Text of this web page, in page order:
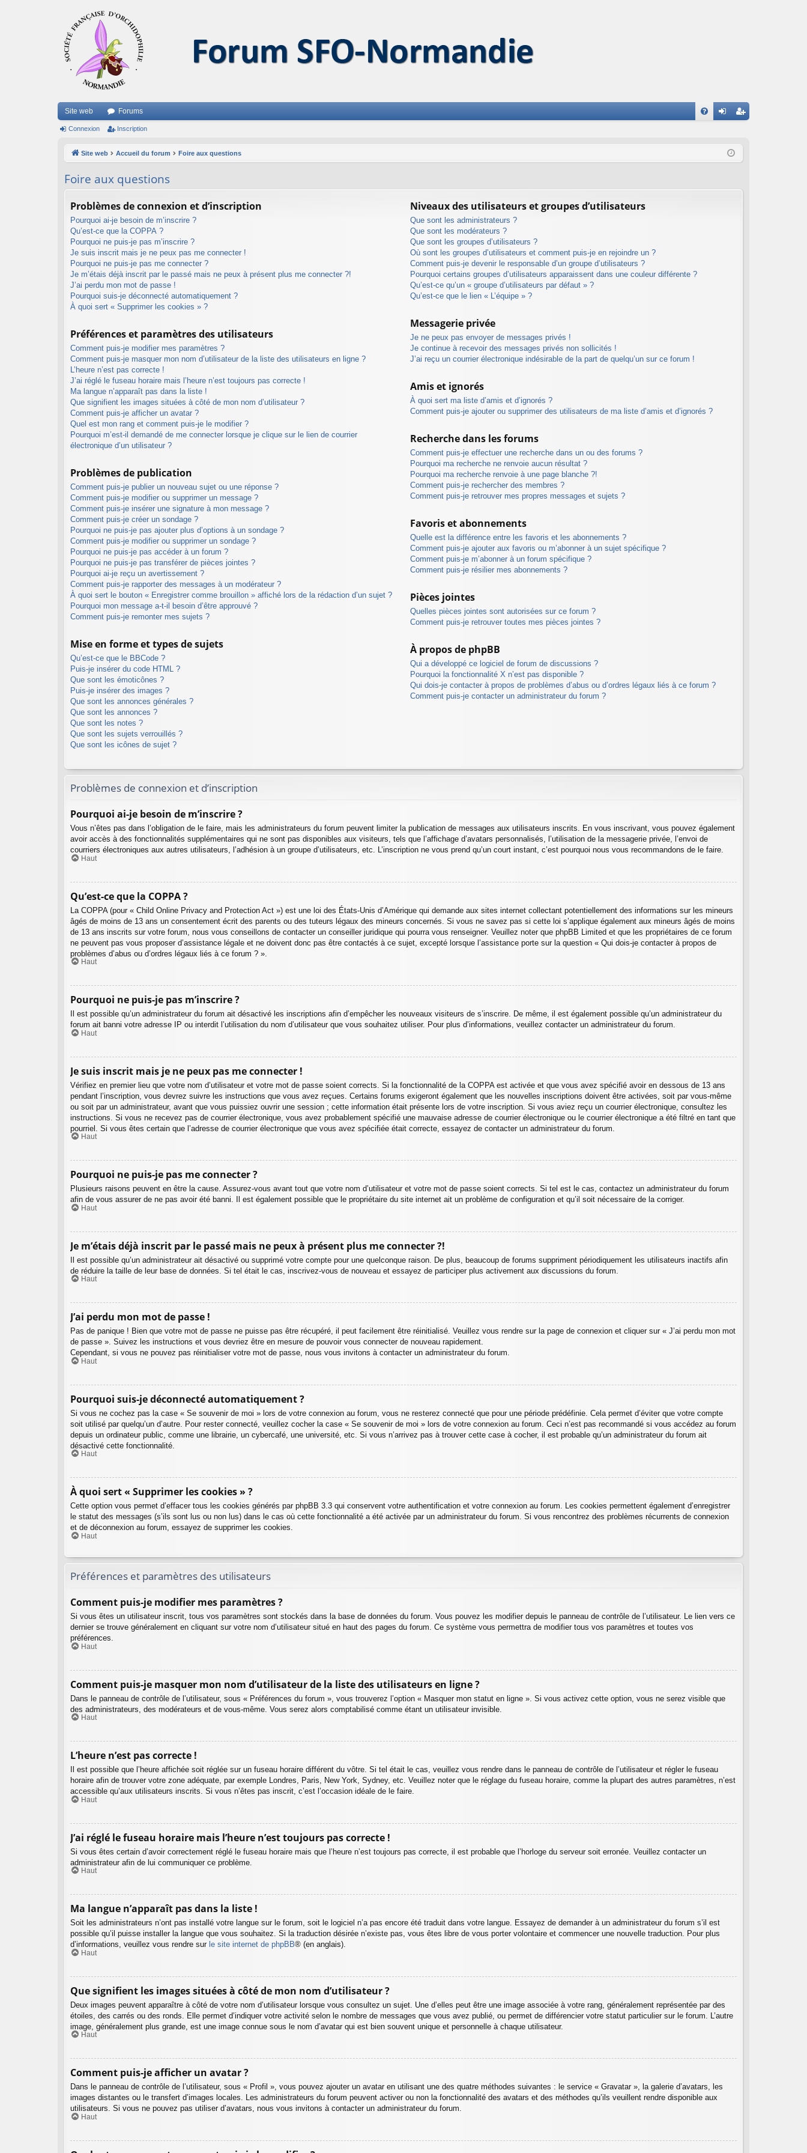
Site web Forums
cri
Connexion Inscription
Site web Accueil du forum Foire aux questions
Foire aux questions
Problèmes de connexion et d’inscription
Pourquoi ai-je besoin de m’inscrire ?
Qu’est-ce que la COPPA ?
Pourquoi ne puis-je pas m’inscrire ?
Je suis inscrit mais je ne peux pas me connecter !
Pourquoi ne puis-je pas me connecter ?
Je m’étais déjà inscrit par le passé mais ne peux à présent plus me connecter ?!
J’ai perdu mon mot de passe !
Pourquoi suis-je déconnecté automatiquement ?
À quoi sert « Supprimer les cookies » ?
Préférences et paramètres des utilisateurs
Comment puis-je modifier mes paramètres ?
Comment puis-je masquer mon nom d’utilisateur de la liste des utilisateurs en ligne ?
L’heure n’est pas correcte !
J’ai réglé le fuseau horaire mais l’heure n’est toujours pas correcte !
Ma langue n’apparaît pas dans la liste !
Que signifient les images situées à côté de mon nom d’utilisateur ?
Comment puis-je afficher un avatar ?
Quel est mon rang et comment puis-je le modifier ?
Pourquoi m’est-il demandé de me connecter lorsque je clique sur le lien de courrier
électronique d’un utilisateur ?
Problèmes de publication
Comment puis-je publier un nouveau sujet ou une réponse ?
Comment puis-je modifier ou supprimer un message ?
Comment puis-je insérer une signature à mon message ?
Comment puis-je créer un sondage ?
Pourquoi ne puis-je pas ajouter plus d’options à un sondage ?
Comment puis-je modifier ou supprimer un sondage ?
Pourquoi ne puis-je pas accéder à un forum ?
Pourquoi ne puis-je pas transférer de pièces jointes ?
Pourquoi ai-je reçu un avertissement ?
Comment puis-je rapporter des messages à un modérateur ?
À quoi sert le bouton « Enregistrer comme brouillon » affiché lors de la rédaction d’un sujet ?
Pourquoi mon message a-t-il besoin d’être approuvé ?
Comment puis-je remonter mes sujets ?
Mise en forme et types de sujets
Qu’est-ce que le BBCode ?
Puis-je insérer du code HTML ?
Que sont les émoticônes ?
Puis-je insérer des images ?
Que sont les annonces générales ?
Que sont les annonces ?
Que sont les notes ?
Que sont les sujets verrouillés ?
Que sont les icônes de sujet ?
Niveaux des utilisateurs et groupes d’utilisateurs
Que sont les administrateurs ?
Que sont les modérateurs ?
Que sont les groupes d’utilisateurs ?
Où sont les groupes d’utilisateurs et comment puis-je en rejoindre un ?
Comment puis-je devenir le responsable d’un groupe d’utilisateurs ?
Pourquoi certains groupes d’utilisateurs apparaissent dans une couleur différente ?
Qu’est-ce qu’un « groupe d’utilisateurs par défaut » ?
Qu’est-ce que le lien « L’équipe » ?
Messagerie privée
Je ne peux pas envoyer de messages privés !
Je continue à recevoir des messages privés non sollicités !
J’ai reçu un courrier électronique indésirable de la part de quelqu’un sur ce forum !
Amis et ignorés
À quoi sert ma liste d’amis et d’ignorés ?
Comment puis-je ajouter ou supprimer des utilisateurs de ma liste d’amis et d’ignorés ?
Recherche dans les forums
Comment puis-je effectuer une recherche dans un ou des forums ?
Pourquoi ma recherche ne renvoie aucun résultat ?
Pourquoi ma recherche renvoie à une page blanche ?!
Comment puis-je rechercher des membres ?
Comment puis-je retrouver mes propres messages et sujets ?
Favoris et abonnements
Quelle est la différence entre les favoris et les abonnements ?
Comment puis-je ajouter aux favoris ou m’abonner à un sujet spécifique ?
Comment puis-je m’abonner à un forum spécifique ?
Comment puis-je résilier mes abonnements ?
Pièces jointes
Quelles pièces jointes sont autorisées sur ce forum ?
Comment puis-je retrouver toutes mes pièces jointes ?
À propos de phpBB
Qui a développé ce logiciel de forum de discussions ?
Pourquoi la fonctionnalité X n’est pas disponible ?
Qui dois-je contacter à propos de problèmes d’abus ou d’ordres légaux liés à ce forum ?
Comment puis-je contacter un administrateur du forum ?
Problèmes de connexion et d’inscription
Pourquoi ai-je besoin de m’inscrire ?
Vous n’êtes pas dans l’obligation de le faire, mais les administrateurs du forum peuvent limiter la publication de messages aux utilisateurs inscrits. En vous inscrivant, vous pouvez également
avoir accès à des fonctionnalités supplémentaires qui ne sont pas disponibles aux visiteurs, tels que l’affichage d’avatars personnalisés, l’utilisation de la messagerie privée, l’envoi de
courriers électroniques aux autres utilisateurs, l’adhésion à un groupe d’utilisateurs, etc. L’inscription ne vous prend qu’un court instant, c’est pourquoi nous vous recommandons de le faire.
Haut
Qu’est-ce que la COPPA ?
La COPPA (pour « Child Online Privacy and Protection Act ») est une loi des États-Unis d’Amérique qui demande aux sites internet collectant potentiellement des informations sur les mineurs
âgés de moins de 13 ans un consentement écrit des parents ou des tuteurs légaux des mineurs concernés. Si vous ne savez pas si cette loi s’applique également aux mineurs âgés de moins
de 13 ans inscrits sur votre forum, nous vous conseillons de contacter un conseiller juridique qui pourra vous renseigner. Veuillez noter que phpBB Limited et que les propriétaires de ce forum
ne peuvent pas vous proposer d’assistance légale et ne doivent donc pas être contactés à ce sujet, excepté lorsque l’assistance porte sur la question « Qui dois-je contacter à propos de
problèmes d’abus ou d’ordres légaux liés à ce forum ? ».
Haut
Pourquoi ne puis-je pas m’inscrire ?
Il est possible qu’un administrateur du forum ait désactivé les inscriptions afin d’empêcher les nouveaux visiteurs de s’inscrire. De même, il est également possible qu’un administrateur du
forum ait banni votre adresse IP ou interdit l’utilisation du nom d’utilisateur que vous souhaitez utiliser. Pour plus d’informations, veuillez contacter un administrateur du forum.
Haut
Je suis inscrit mais je ne peux pas me connecter !
Vérifiez en premier lieu que votre nom d’utilisateur et votre mot de passe soient corrects. Si la fonctionnalité de la COPPA est activée et que vous avez spécifié avoir en dessous de 13 ans
pendant l’inscription, vous devrez suivre les instructions que vous avez reçues. Certains forums exigeront également que les nouvelles inscriptions doivent être activées, soit par vous-même
ou soit par un administrateur, avant que vous puissiez ouvrir une session ; cette information était présente lors de votre inscription. Si vous aviez reçu un courrier électronique, consultez les
instructions. Si vous ne recevez pas de courrier électronique, vous avez probablement spécifié une mauvaise adresse de courrier électronique ou le courrier électronique a été filtré en tant que
pourriel. Si vous êtes certain que l’adresse de courrier électronique que vous avez spécifiée était correcte, essayez de contacter un administrateur du forum.
Haut
Pourquoi ne puis-je pas me connecter ?
Plusieurs raisons peuvent en être la cause. Assurez-vous avant tout que votre nom d’utilisateur et votre mot de passe soient corrects. Si tel est le cas, contactez un administrateur du forum
afin de vous assurer de ne pas avoir été banni. Il est également possible que le propriétaire du site internet ait un problème de configuration et qu’il soit nécessaire de la corriger.
Haut
Je m’étais déjà inscrit par le passé mais ne peux à présent plus me connecter ?!
Il est possible qu’un administrateur ait désactivé ou supprimé votre compte pour une quelconque raison. De plus, beaucoup de forums suppriment périodiquement les utilisateurs inactifs afin
de réduire la taille de leur base de données. Si tel était le cas, inscrivez-vous de nouveau et essayez de participer plus activement aux discussions du forum.
Haut
J’ai perdu mon mot de passe !
Pas de panique ! Bien que votre mot de passe ne puisse pas être récupéré, il peut facilement être réinitialisé. Veuillez vous rendre sur la page de connexion et cliquer sur « J’ai perdu mon mot
de passe ». Suivez les instructions et vous devriez être en mesure de pouvoir vous connecter de nouveau rapidement.
Cependant, si vous ne pouvez pas réinitialiser votre mot de passe, nous vous invitons à contacter un administrateur du forum.
Haut
Pourquoi suis-je déconnecté automatiquement ?
Si vous ne cochez pas la case « Se souvenir de moi » lors de votre connexion au forum, vous ne resterez connecté que pour une période prédéfinie. Cela permet d’éviter que votre compte
soit utilisé par quelqu’un d’autre. Pour rester connecté, veuillez cocher la case « Se souvenir de moi » lors de votre connexion au forum. Ceci n’est pas recommandé si vous accédez au forum
depuis un ordinateur public, comme une librairie, un cybercafé, une université, etc. Si vous n’arrivez pas à trouver cette case à cocher, il est probable qu’un administrateur du forum ait
désactivé cette fonctionnalité.
Haut
À quoi sert « Supprimer les cookies » ?
Cette option vous permet d’effacer tous les cookies générés par phpBB 3.3 qui conservent votre authentification et votre connexion au forum. Les cookies permettent également d’enregistrer
le statut des messages (s’ils sont lus ou non lus) dans le cas où cette fonctionnalité a été activée par un administrateur du forum. Si vous rencontrez des problèmes récurrents de connexion
et de déconnexion au forum, essayez de supprimer les cookies.
Haut
Préférences et paramètres des utilisateurs
Comment puis-je modifier mes paramètres ?
Si vous êtes un utilisateur inscrit, tous vos paramètres sont stockés dans la base de données du forum. Vous pouvez les modifier depuis le panneau de contrôle de l’utilisateur. Le lien vers ce
dernier se trouve généralement en cliquant sur votre nom d’utilisateur situé en haut des pages du forum. Ce système vous permettra de modifier tous vos paramètres et toutes vos
préférences.
Haut
Comment puis-je masquer mon nom d’utilisateur de la liste des utilisateurs en ligne ?
Dans le panneau de contrôle de l’utilisateur, sous « Préférences du forum », vous trouverez l’option « Masquer mon statut en ligne ». Si vous activez cette option, vous ne serez visible que
des administrateurs, des modérateurs et de vous-même. Vous serez alors comptabilisé comme étant un utilisateur invisible.
Haut
L’heure n’est pas correcte !
Il est possible que l’heure affichée soit réglée sur un fuseau horaire différent du vôtre. Si tel était le cas, veuillez vous rendre dans le panneau de contrôle de l’utilisateur et régler le fuseau
horaire afin de trouver votre zone adéquate, par exemple Londres, Paris, New York, Sydney, etc. Veuillez noter que le réglage du fuseau horaire, comme la plupart des autres paramètres, n’est
accessible qu’aux utilisateurs inscrits. Si vous n’êtes pas inscrit, c’est l’occasion idéale de le faire.
Haut
J’ai réglé le fuseau horaire mais l’heure n’est toujours pas correcte !
Si vous êtes certain d’avoir correctement réglé le fuseau horaire mais que l’heure n’est toujours pas correcte, il est probable que l’horloge du serveur soit erronée. Veuillez contacter un
administrateur afin de lui communiquer ce problème.
Haut
Ma langue n’apparaît pas dans la liste !
Soit les administrateurs n’ont pas installé votre langue sur le forum, soit le logiciel n’a pas encore été traduit dans votre langue. Essayez de demander à un administrateur du forum s’il est
possible qu’il puisse installer la langue que vous souhaitez. Si la traduction désirée n’existe pas, vous êtes libre de vous porter volontaire et commencer une nouvelle traduction. Pour plus
d’informations, veuillez vous rendre sur le site internet de phpBB® (en anglais).
Haut
Que signifient les images situées à côté de mon nom d’utilisateur ?
Deux images peuvent apparaître à côté de votre nom d’utilisateur lorsque vous consultez un sujet. Une d’elles peut être une image associée à votre rang, généralement représentée par des
étoiles, des carrés ou des ronds. Elle permet d’indiquer votre activité selon le nombre de messages que vous avez publié, ou permet de différencier votre statut particulier sur le forum. L’autre
image, généralement plus grande, est une image connue sous le nom d’avatar qui est bien souvent unique et personnelle à chaque utilisateur.
Haut
Comment puis-je afficher un avatar ?
Dans le panneau de contrôle de l’utilisateur, sous « Profil », vous pouvez ajouter un avatar en utilisant une des quatre méthodes suivantes : le service « Gravatar », la galerie d’avatars, les
images distantes ou le transfert d’images locales. Les administrateurs du forum peuvent activer ou non la fonctionnalité des avatars et des méthodes qu’ils veuillent rendre disponible aux
utilisateurs. Si vous ne pouvez pas utiliser d’avatars, nous vous invitons à contacter un administrateur du forum.
Haut